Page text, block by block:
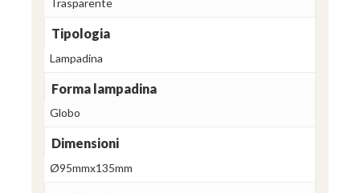
Trasparente
Tipologia
Lampadina
Forma lampadina
Globo
Dimensioni
Ø95mmx135mm